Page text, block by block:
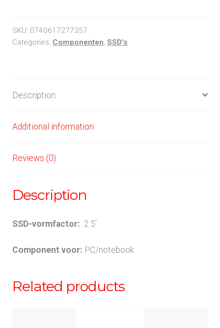
quantity
SKU: 0740617277357
Categories: Componenten, SSD's
Description
Additional information
Reviews (0)
Description
SSD-vormfactor: 2.5′
Component voor: PC/notebook
Related products